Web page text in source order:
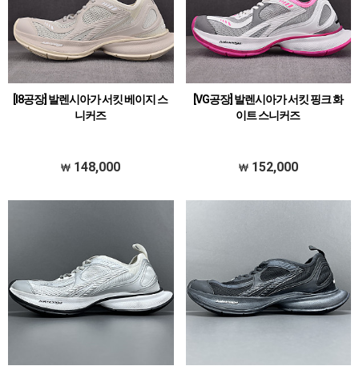
[I8공장] 발렌시아가 서킷 베이지 스
니커즈
148,000
[VG공장] 발렌시아가 서킷 핑크 화
이트 스니커즈
152,000